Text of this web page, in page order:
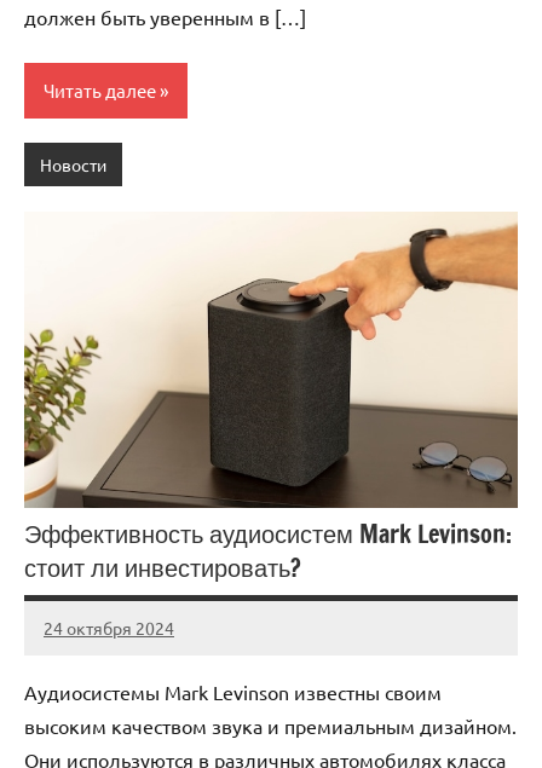
должен быть уверенным в […]
Читать далее
Новости
Эффективность аудиосистем Mark Levinson:
стоит ли инвестировать?
24 октября 2024
Avtor
Нет
Аудиосистемы Mark Levinson известны своим
высоким качеством звука и премиальным дизайном.
Они используются в различных автомобилях класса